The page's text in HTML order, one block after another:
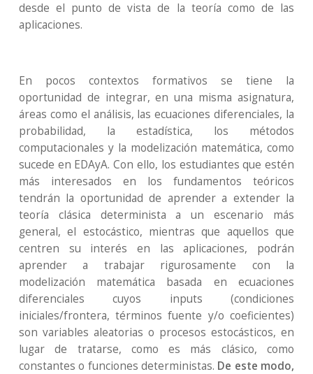
desde el punto de vista de la teoría como de las
aplicaciones.
En pocos contextos formativos se tiene la
oportunidad de integrar, en una misma asignatura,
áreas como el análisis, las ecuaciones diferenciales, la
probabilidad, la estadística, los métodos
computacionales y la modelización matemática, como
sucede en EDAyA. Con ello, los estudiantes que estén
más interesados en los fundamentos teóricos
tendrán la oportunidad de aprender a extender la
teoría clásica determinista a un escenario más
general, el estocástico, mientras que aquellos que
centren su interés en las aplicaciones, podrán
aprender a trabajar rigurosamente con la
modelización matemática basada en ecuaciones
diferenciales cuyos inputs (condiciones
iniciales/frontera, términos fuente y/o coeficientes)
son variables aleatorias o procesos estocásticos, en
lugar de tratarse, como es más clásico, como
constantes o funciones deterministas. De este modo,